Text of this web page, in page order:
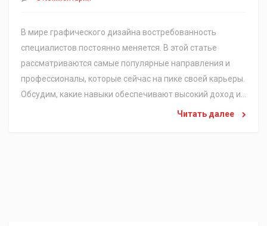
В мире графического дизайна востребованность
специалистов постоянно меняется. В этой статье
рассматриваются самые популярные направления и
профессионалы, которые сейчас на пике своей карьеры.
Обсудим, какие навыки обеспечивают высокий доход и
как можно повысить свою конкурентоспособность на
Читать далее